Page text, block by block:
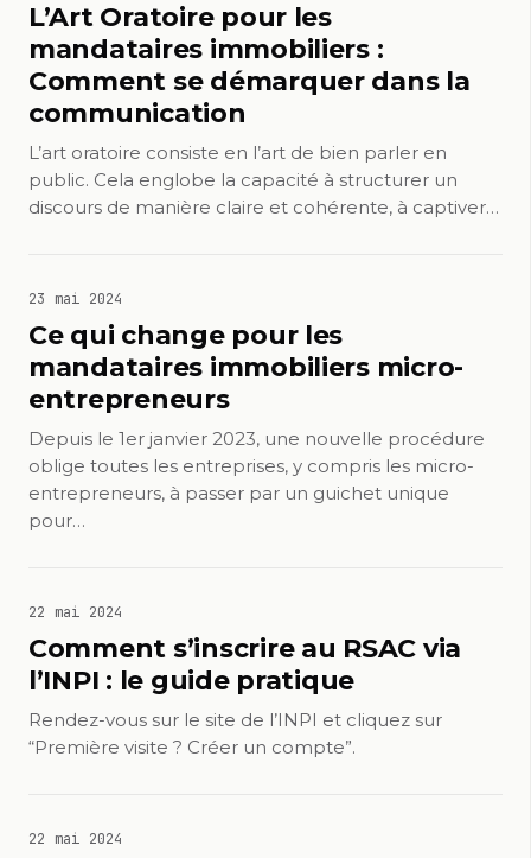
L’Art Oratoire pour les
mandataires immobiliers :
Comment se démarquer dans la
communication
L’art oratoire consiste en l’art de bien parler en
public. Cela englobe la capacité à structurer un
discours de manière claire et cohérente, à captiver…
23 mai 2024
Ce qui change pour les
mandataires immobiliers micro-
entrepreneurs
Depuis le 1er janvier 2023, une nouvelle procédure
oblige toutes les entreprises, y compris les micro-
entrepreneurs, à passer par un guichet unique
pour…
22 mai 2024
Comment s’inscrire au RSAC via
l’INPI : le guide pratique
Rendez-vous sur le site de l’INPI et cliquez sur
“Première visite ? Créer un compte”.
22 mai 2024